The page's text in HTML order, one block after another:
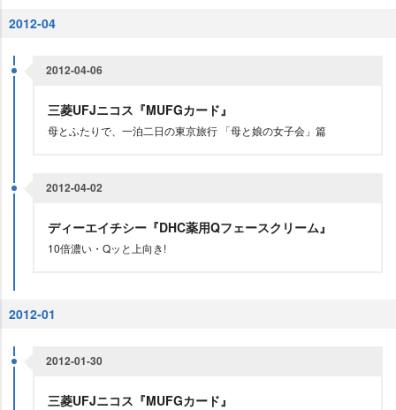
2012-04
2012-04-06
三菱UFJニコス『MUFGカード』
母とふたりで、一泊二日の東京旅行 「母と娘の女子会」篇
2012-04-02
ディーエイチシー『DHC薬用Qフェースクリーム』
10倍濃い・Qッと上向き!
2012-01
2012-01-30
三菱UFJニコス『MUFGカード』